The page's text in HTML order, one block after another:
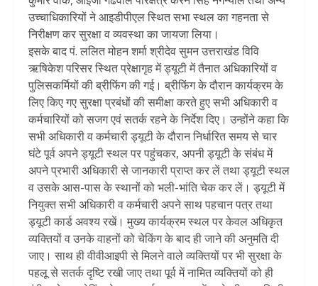
उच्चाधिकारियों ने आइडीपीएल स्थित सभा स्थल का गहनता से
निरीक्षण कर सुरक्षा व व्यवस्था का जायजा लिया।
इसके बाद पं. ललित मोहन शर्मा श्रीदेव सुमन उत्तराखंड विवि
ऋषिकेश परिसर स्थित प्रेक्षागृह में ड्यूटी में तैनात अधिकारियों व
पुलिसकर्मियों की ब्रीफिंग की गई। ब्रीफिंग के दौरान कार्यक्रम के
लिए किए गए सुरक्षा प्रबंधों की समीक्षा करते हुए सभी अधिकारी व
कर्मचारियों को सजग एवं सतर्क रहने के निर्देश दिए। उन्होंने कहा कि
सभी अधिकारी व कर्मचारी ड्यूटी के दौरान निर्धारित समय से चार
घंटे पूर्व अपने ड्यूटी स्थल पर पहुंचकर, अपनी ड्यूटी के संबंध में
अपने प्रभारी अधिकारी से जानकारी प्राप्त कर लें तथा ड्यूटी स्थल
व उसके आस-पास के स्थानों को भली-भांति चेक कर लें। ड्यूटी में
नियुक्त सभी अधिकारी व कर्मचारी अपने साथ पहचान पत्र तथा
ड्यूटी कार्ड अवश्य रखें। मुख्य कार्यक्रम स्थल पर केवल अधिकृत
व्यक्तियों व उनके वाहनों को चेकिंग के बाद ही जाने की अनुमति दी
जाए। साथ ही वीवीआइपी से मिलने वाले व्यक्तियों पर भी सुरक्षा के
पहलू से सतर्क दृष्टि रखी जाए तथा पूर्व में नामित व्यक्तियों को ही